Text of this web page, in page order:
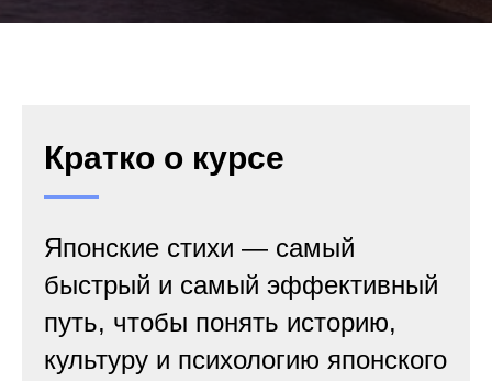
Кратко о курсе
Японские стихи — самый
быстрый и самый эффективный
путь, чтобы понять историю,
культуру и психологию японского